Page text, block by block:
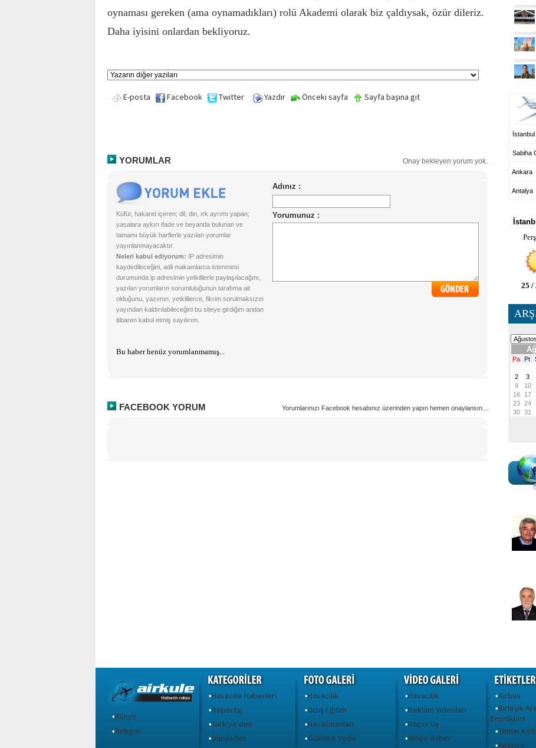
oynaması gereken (ama oynamadıkları) rolü Akademi olarak biz çaldıysak, özür dileriz.
Daha iyisini onlardan bekliyoruz.
E-posta Facebook Twitter Yazdır Önceki sayfa Sayfa başına git
YORUMLAR Onay bekleyen yorum yok.
Küfür, hakaret içeren; dil, din, ırk ayrımı yapan;
yasalara aykırı ifade ve beyanda bulunan ve
tamamı büyük harflerle yazılan yorumlar
yayınlanmayacaktır.
Neleri kabul ediyorum: IP adresimin
kaydedileceğini, adli makamlarca istenmesi
durumunda ip adresimin yetkililerle paylaşılacağını,
yazılan yorumların sorumluluğunun tarafıma ait
olduğunu, yazımın, yetkililerce, fikrim sorulmaksızın
yayından kaldırılabileceğini bu siteye girdiğim andan
itibaren kabul etmiş sayılırım.
Bu haber henüz yorumlanmamış...
FACEBOOK YORUM Yorumlarınızı Facebook hesabınız üzerinden yapın hemen onaylansın...
İstanbul
Sabiha
Ankara
Antalya
25 /
•Künye
•İletişim
•Havacılık Haberleri
•Röportaj
•Türkiye'den
•Dünyadan
•Havacılık
•Uçuş Eğitim
•Havalimanları
•Göklere Veda
•Havacılık
•Reklam Videoları
•Röportaj
•Video Haber
•Airbus
•Birleşik
Emirlikleri
•Temel
•Antalya